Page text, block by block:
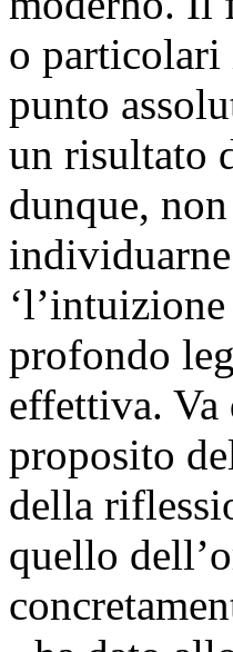
o
punto
un risultato
dunque,
profondo
effettiva. Va
proposito
della
quello